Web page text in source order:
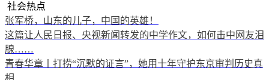
社会热点
张军桥，山东的儿子，中国的英雄！
这篇让人民日报、央视新闻转发的中学作文，如何击中网友泪
腺……
青春华章丨打捞“沉默的证言”，她用十年守护东京审判历史真
相